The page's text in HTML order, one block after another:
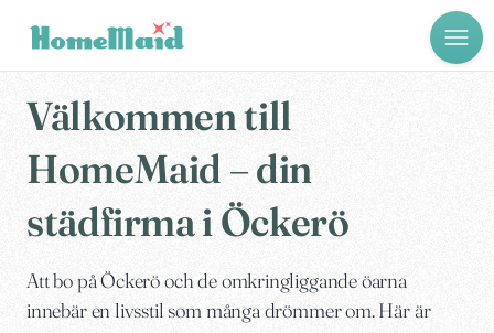
Välkommen till
HomeMaid – din
städfirma i Öckerö
Att bo på Öckerö och de omkringliggande öarna
innebär en livsstil som många drömmer om. Här är